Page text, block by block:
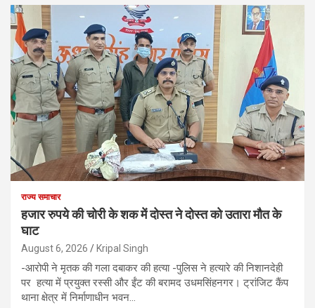
राज्य समाचार
हजार रुपये की चोरी के शक में दोस्त ने दोस्त को उतारा मौत के
घाट
August 6, 2026 Kripal Singh
-आरोपी ने मृतक की गला दबाकर की हत्या -पुलिस ने हत्यारे की निशानदेही
पर हत्या में प्रयुक्त रस्सी और ईंट की बरामद उधमसिंहनगर। ट्रांजिट कैंप
थाना क्षेत्र में निर्माणाधीन भवन…